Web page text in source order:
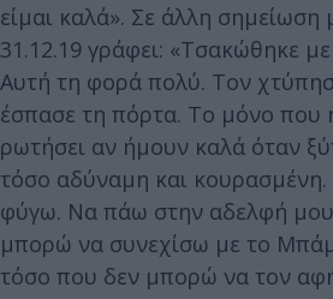
είμαι καλά». Σε άλλη σημείωση
31.12.19 γράφει: «Τσακώθηκε
Αυτή τη φορά πολύ. Τον
έσπασε τη πόρτα. Το μόνο που
ρωτήσει αν ήμουν καλά όταν
τόσο αδύναμη και
φύγω. Να πάω στην αδελφή
μπορώ να συνεχίσω με το
τόσο που δεν μπορώ να τον